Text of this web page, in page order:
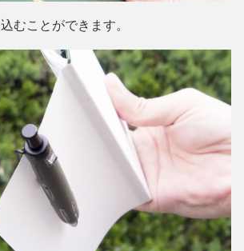
むことができます。